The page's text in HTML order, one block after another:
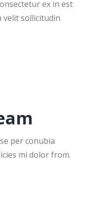
ex in est
velit sollicitudin
per conubia
mi dolor from.